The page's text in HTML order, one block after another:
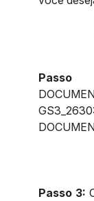
Passo
Passo 3: